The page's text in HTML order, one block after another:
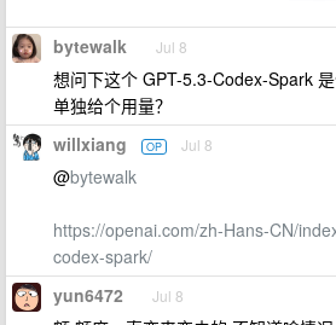
bytewalk Jul 8
想问下这个 GPT-5.3-Codex-Spark
单独给个用量？
willxiang OP Jul 8
@bytewalk
https://openai.com/zh-Hans-CN/
codex-spark/
yun6472 Jul 8